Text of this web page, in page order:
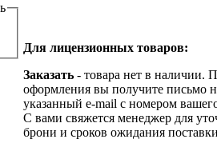
Для лицензионных товаров:
Заказать - товара нет в наличии.
оформления вы получите письмо
указанный e-mail с номером
С вами свяжется менеджер для
брони и сроков ожидания